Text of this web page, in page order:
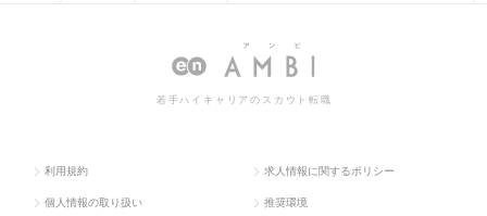
ト系の転職 業経験者歓迎】の求人情報
若手ハイキャリアのスカウト転職
利用規約 求人情報に関するポリシー
個人情報の取り扱い 推奨環境